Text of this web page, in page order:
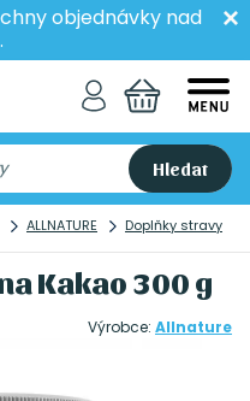
objednávky nad
Hledat
ALLNATURE Doplňky stravy
Kakao 300 g
Výrobce: Allnature